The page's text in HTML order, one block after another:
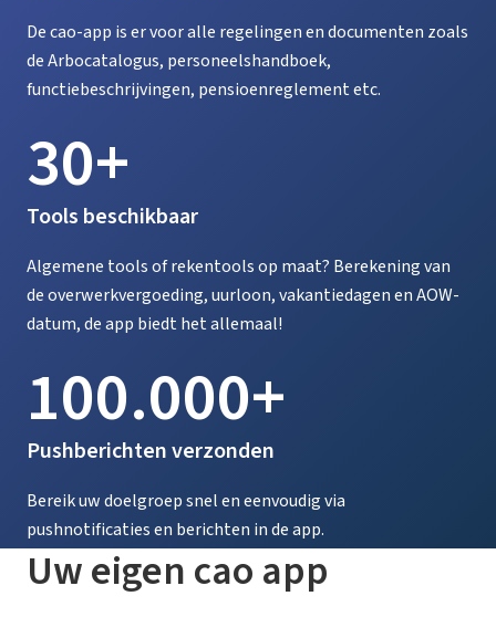
De cao-app is er voor alle regelingen en documenten zoals
de Arbocatalogus, personeelshandboek,
functiebeschrijvingen, pensioenreglement etc.
30+
Tools beschikbaar
Algemene tools of rekentools op maat? Berekening van
de overwerkvergoeding, uurloon, vakantiedagen en AOW-
datum, de app biedt het allemaal!
100.000+
Pushberichten verzonden
Bereik uw doelgroep snel en eenvoudig via
pushnotificaties en berichten in de app.
Uw eigen cao app